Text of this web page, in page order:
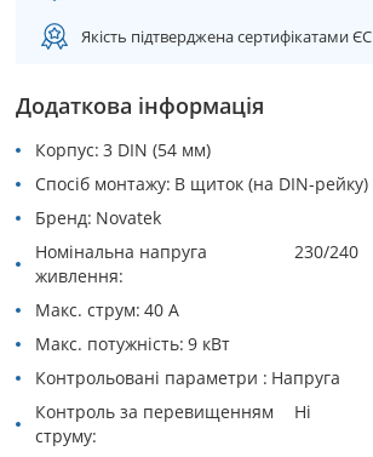
Якість підтверджена сертифікатами ЄС
Додаткова інформація
Корпус 3 DIN (54 мм)
Спосіб монтажу В щиток (на DIN-рейку)
Бренд Novatek
Номінальна напруга
живлення
230/240
Макс. струм 40 А
Макс. потужність 9 кВт
Контрольовані параметри
Напруга
Контроль за перевищенням
струму
Ні